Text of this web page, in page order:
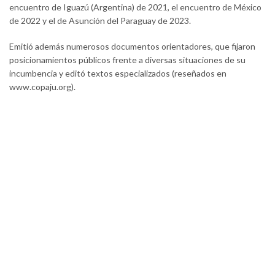
encuentro de Iguazú (Argentina) de 2021, el encuentro de México
de 2022 y el de Asunción del Paraguay de 2023.
Emitió además numerosos documentos orientadores, que fijaron
posicionamientos públicos frente a diversas situaciones de su
incumbencia y editó textos especializados (reseñados en
www.copaju.org).